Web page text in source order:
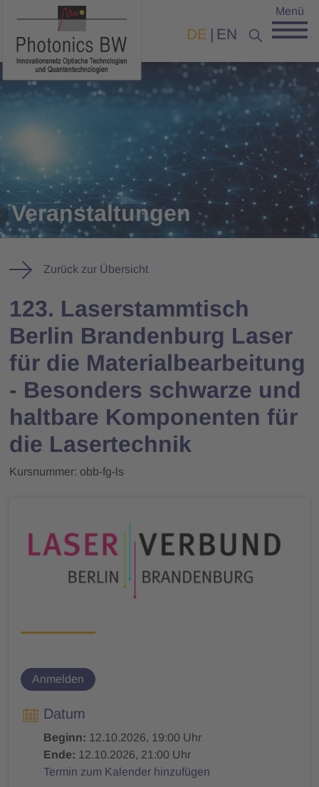
DE EN
Menü
Veranstaltungen
Zurück zur Übersicht
123. Laserstammtisch
Berlin Brandenburg Laser
für die Materialbearbeitung
- Besonders schwarze und
haltbare Komponenten für
die Lasertechnik
Kursnummer: obb-fg-ls
Anmelden
Datum
Beginn: 12.10.2026, 19:00 Uhr
Ende: 12.10.2026, 21:00 Uhr
Termin zum Kalender hinzufügen